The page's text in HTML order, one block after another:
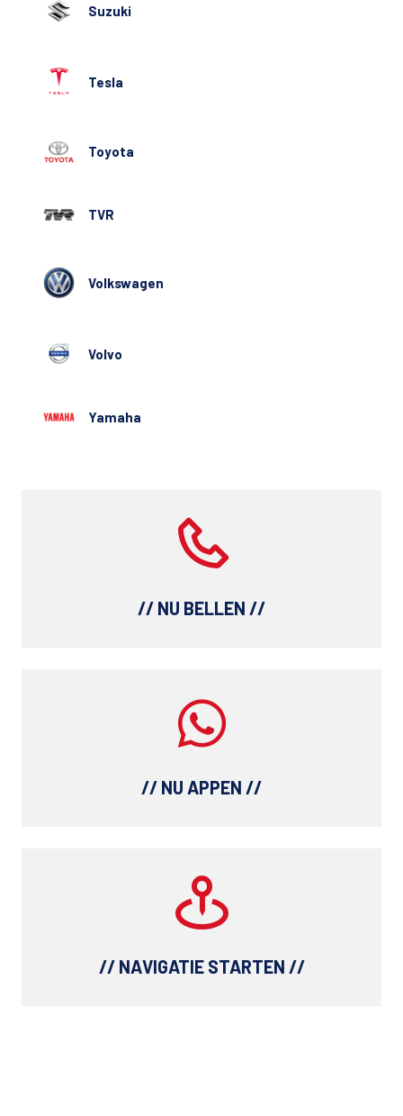
Suzuki
Tesla
Toyota
TVR
Volkswagen
Volvo
Yamaha
// NU BELLEN //
// NU APPEN //
// NAVIGATIE STARTEN //